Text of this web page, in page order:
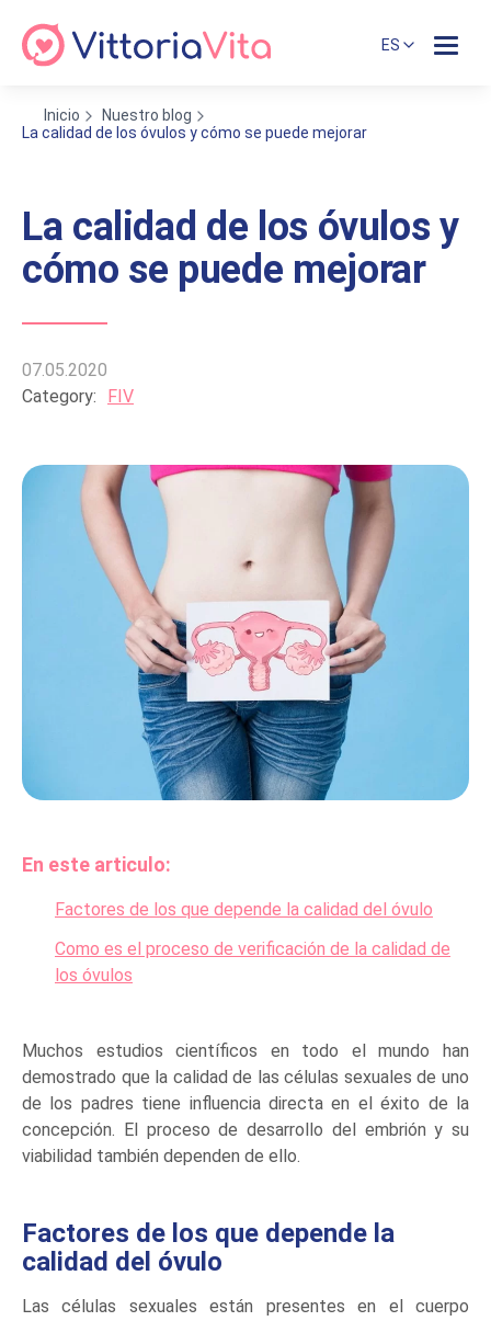
ES
Inicio
Nuestro blog
La calidad de los óvulos y cómo se puede mejorar
La calidad de los óvulos y
cómo se puede mejorar
07.05.2020
Category:
FIV
En este articulo:
Factores de los que depende la calidad del óvulo
Como es el proceso de verificación de la calidad de
los óvulos
Muchos estudios científicos en todo el mundo han
demostrado que la calidad de las células sexuales de uno
de los padres tiene influencia directa en el éxito de la
concepción. El proceso de desarrollo del embrión y su
viabilidad también dependen de ello.
Factores de los que depende la
calidad del óvulo
Las células sexuales están presentes en el cuerpo